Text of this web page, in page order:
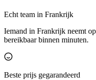
Echt team in Frankrijk
Iemand in Frankrijk neemt
bereikbaar binnen minuten.
Beste prijs gegarandeerd